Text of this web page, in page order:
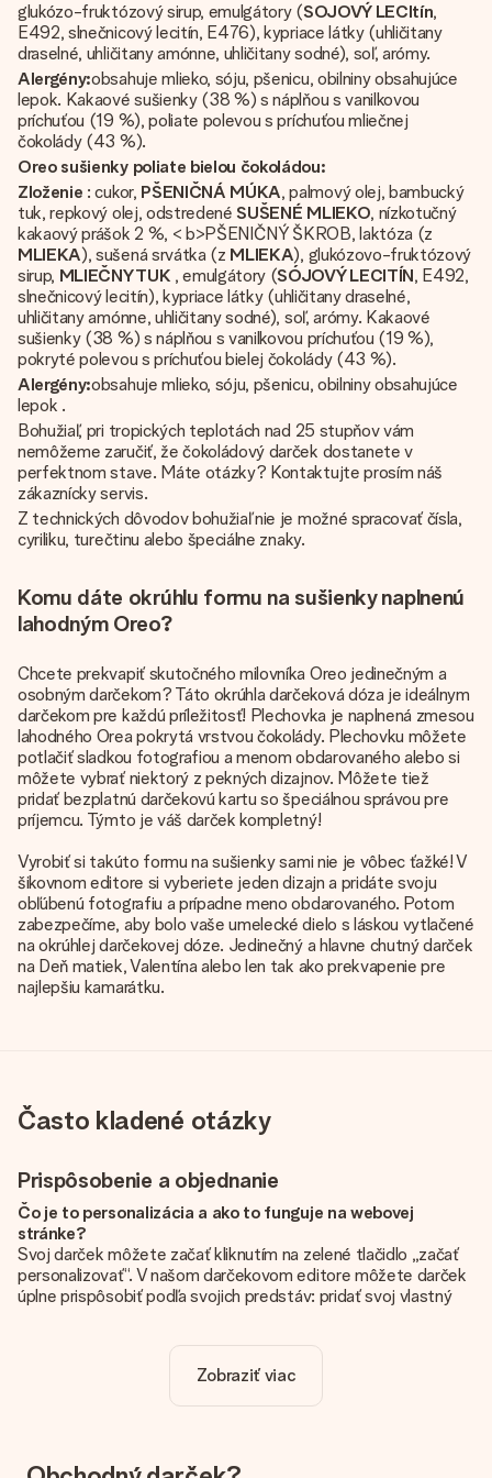
glukózo-fruktózový sirup, emulgátory (SOJOVÝ LECItín,
E492, slnečnicový lecitín, E476), kypriace látky (uhličitany
draselné, uhličitany amónne, uhličitany sodné), soľ, arómy.
Alergény:obsahuje mlieko, sóju, pšenicu, obilniny obsahujúce
lepok. Kakaové sušienky (38 %) s náplňou s vanilkovou
príchuťou (19 %), poliate polevou s príchuťou mliečnej
čokolády (43 %).
Oreo sušienky poliate bielou čokoládou:
Zloženie : cukor, PŠENIČNÁ MÚKA, palmový olej, bambucký
tuk, repkový olej, odstredenéSUŠENÉ MLIEKO, nízkotučný
kakaový prášok 2 %, < b>PŠENIČNÝ ŠKROB, laktóza (z
MLIEKA), sušená srvátka (z MLIEKA), glukózovo-fruktózový
sirup, MLIEČNY TUK , emulgátory (SÓJOVÝ LECITÍN, E492,
slnečnicový lecitín), kypriace látky (uhličitany draselné,
uhličitany amónne, uhličitany sodné), soľ, arómy. Kakaové
sušienky (38 %) s náplňou s vanilkovou príchuťou (19 %),
pokryté polevou s príchuťou bielej čokolády (43 %).
Alergény:obsahuje mlieko, sóju, pšenicu, obilniny obsahujúce
lepok .
Bohužiaľ, pri tropických teplotách nad 25 stupňov vám
nemôžeme zaručiť, že čokoládový darček dostanete v
perfektnom stave. Máte otázky? Kontaktujte prosím náš
zákaznícky servis.
Z technických dôvodov bohužiaľ nie je možné spracovať čísla,
cyriliku, turečtinu alebo špeciálne znaky.
Komu dáte okrúhlu formu na sušienky naplnenú
lahodným Oreo?
Chcete prekvapiť skutočného milovníka Oreo jedinečným a
osobným darčekom? Táto okrúhla darčeková dóza je ideálnym
darčekom pre každú príležitosť! Plechovka je naplnená zmesou
lahodného Orea pokrytá vrstvou čokolády. Plechovku môžete
potlačiť sladkou fotografiou a menom obdarovaného alebo si
môžete vybrať niektorý z pekných dizajnov. Môžete tiež
pridať bezplatnú darčekovú kartu so špeciálnou správou pre
príjemcu. Týmto je váš darček kompletný!
Vyrobiť si takúto formu na sušienky sami nie je vôbec ťažké! V
šikovnom editore si vyberiete jeden dizajn a pridáte svoju
obľúbenú fotografiu a prípadne meno obdarovaného. Potom
zabezpečíme, aby bolo vaše umelecké dielo s láskou vytlačené
na okrúhlej darčekovej dóze. Jedinečný a hlavne chutný darček
na Deň matiek, Valentína alebo len tak ako prekvapenie pre
najlepšiu kamarátku.
Často kladené otázky
Prispôsobenie a objednanie
Čo je to personalizácia a ako to funguje na webovej
stránke?
Svoj darček môžete začať kliknutím na zelené tlačidlo „začať
personalizovať“. V našom darčekovom editore môžete darček
úplne prispôsobiť podľa svojich predstáv: pridať svoj vlastný
Je personalizácia zahrnutá v cene?
Cena uvedená na webovej stránke zahŕňa personalizáciu Vášho
Ako zistím, či má môj obrázok správnu kvalitu?
Zobraziť viac